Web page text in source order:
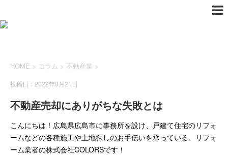
HOME > コラム > 不動産業 >
投稿日：2022年8月21日
不動産売却にありがちな失敗とは
こんにちは！広島県広島市に事務所を設け、戸建て住宅のリフォ
ームなどの各種施工や土地探しのお手伝いを承っている、リフォ
ーム業者の株式会社COLORSです！